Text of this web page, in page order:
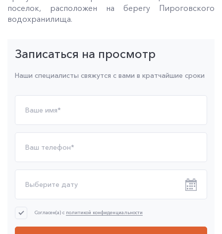
поселок, расположен на берегу Пироговского
водохранилища.
Записаться на просмотр
Наши специалисты свяжутся с вами в кратчайшие сроки
Согласен(а) с политикой конфиденциальности